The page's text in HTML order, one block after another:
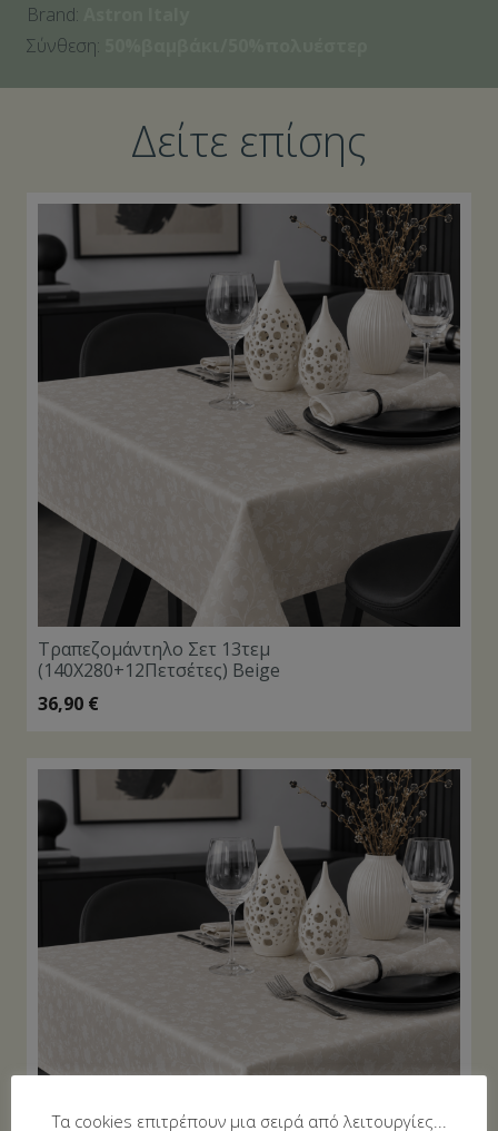
Brand:
Σύνθεση:
Δείτε επίσης
Τραπεζομάντηλο Σετ 13τεμ
(140Χ280+12Πετσέτες) Beige
36,90 €
Τα cookies επιτρέπουν μια σειρά από λειτουργίες...